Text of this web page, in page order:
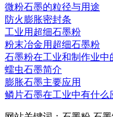
微粉石墨的粒径与用途
防火膨胀密封条
工业用超细石墨粉
粉末冶金用超细石墨粉
石墨粉在工业和制作业中
蠕虫石墨简介
膨胀石墨主要应用
鳞片石墨在工业中有什么